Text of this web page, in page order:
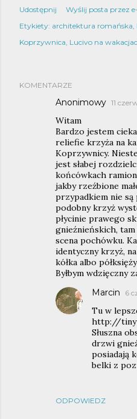
Udostępnij
Wyślij posta przez
Etykiety: architektura romańska
Koprzywnica Lucivo na
KOMENTARZE
Anonimowy 11
Witam
Bardzo jestem
reliefie krzyża na
Koprzywnicy.
jest słabej
końcówkach
jakby rzeźbione
przypadkiem nie są
podobny krzyż
płycinie prawego
gnieźnieńskich,
scena pochówku.
identyczny krzyż,
kółka albo
Byłbym wdzięczny
ODPOWIEDZ
Marcin 6
Tu w
http://
Słuszna
drzwi
posiadają
belki z